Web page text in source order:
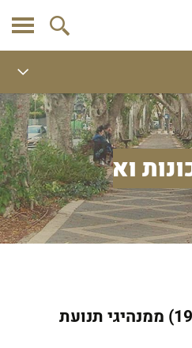
ואתרים
מאיר ברלין (1949-1880) ממנהיגי תנועת